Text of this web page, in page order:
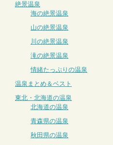
絶景温泉
海の絶景温泉
山の絶景温泉
川の絶景温泉
滝の絶景温泉
情緒たっぷりの温泉
温泉まとめ＆ベスト
東北・北海道の温泉
北海道の温泉
青森県の温泉
秋田県の温泉